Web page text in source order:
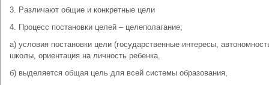
3. Различают общие и конкретные цели
4. Процесс постановки целей – целеполагание;
а) условия постановки цели (государственные интересы,
школы, ориентация на личность ребенка,
б) выделяется общая цель для всей системы образования,